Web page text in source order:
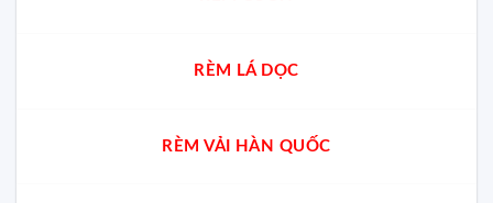
RÈM LÁ DỌC
RÈM VẢI HÀN QUỐC